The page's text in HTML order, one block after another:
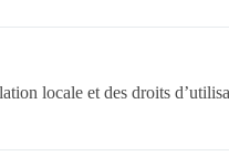
locale et des droits